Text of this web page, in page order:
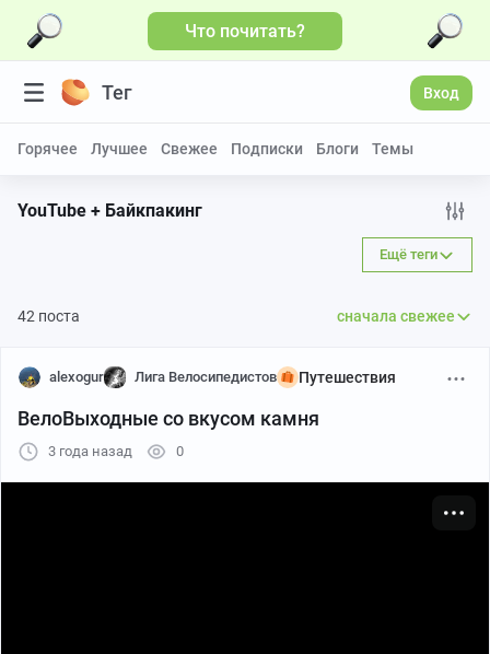
Что почитать?
Тег Вход
Горячее Лучшее Свежее Подписки Блоги Темы
YouTube + Байкпакинг
Ещё теги
42 поста сначала свежее
alexogur Лига Велосипедистов Путешествия
ВелоВыходные со вкусом камня
3 года назад 0
Больше видео